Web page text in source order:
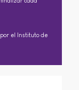
el Instituto de